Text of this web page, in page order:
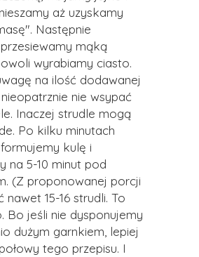
aż uzyskamy
Następnie
mąką
wyrabiamy ciasto.
na ilość dodawanej
nie wsypać
Inaczej strudle mogą
Po kilku minutach
kulę i
na 5-10 minut pod
(Z proponowanej porcji
nawet 15-16 strudli. To
Bo jeśli nie dysponujemy
dużym garnkiem, lepiej
tego przepisu. I